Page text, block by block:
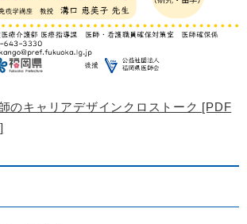
のキャリアデザインクロストーク [PDF